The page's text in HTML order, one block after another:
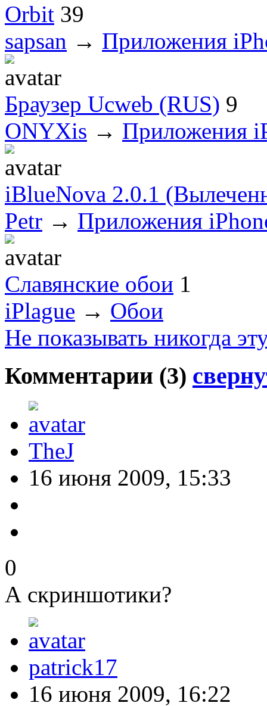
Orbit 39
sapsan → Приложения
Браузер Ucweb (RUS) 9
ONYXis → Приложения
iBlueNova 2.0.1
Petr → Приложения
Славянские обои 1
iPlague → Обои
Не показывать никогда
Комментарии (3)
TheJ
16 июня 2009, 15:33
0
А скриншотики?
patrick17
16 июня 2009, 16:22